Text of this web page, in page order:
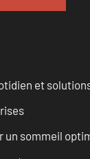
et
un sommeil